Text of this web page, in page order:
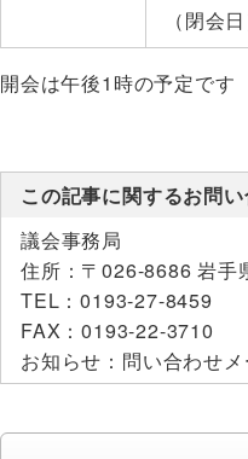
（閉会日
開会は午後1時の予定です
この記事に関するお問
議会事務局
住所： 〒026-8686 岩手
TEL：0193-27-8459
FAX：0193-22-3710
お知らせ： 問い合わせ